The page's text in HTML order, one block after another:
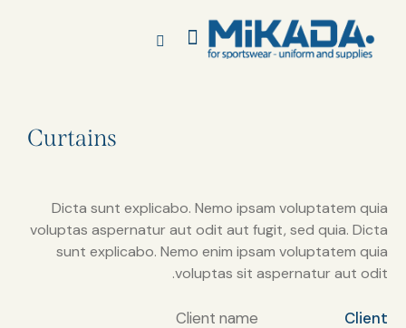
Curtains
Dicta sunt explicabo. Nemo ipsam voluptatem quia
voluptas aspernatur aut odit aut fugit, sed quia. Dicta
sunt explicabo. Nemo enim ipsam voluptatem quia
voluptas sit aspernatur aut odit.
Client
Client name